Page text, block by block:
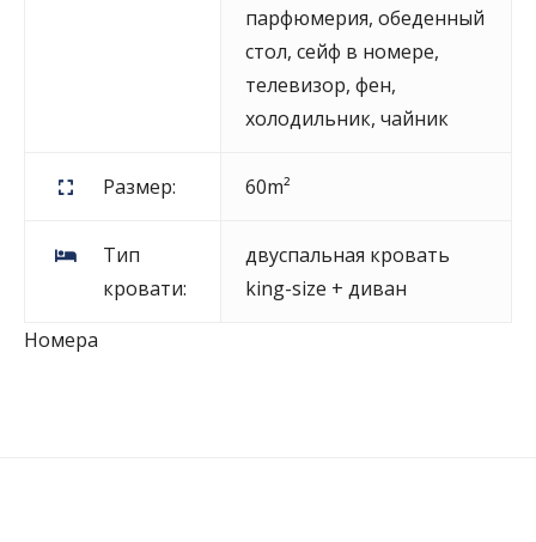
парфюмерия, обеденный
стол, сейф в номере,
телевизор, фен,
холодильник, чайник
Размер: 60m²
Тип
кровати:
двуспальная кровать
king-size + диван
Номера